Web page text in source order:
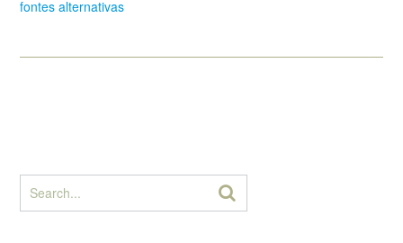
fontes alternativas